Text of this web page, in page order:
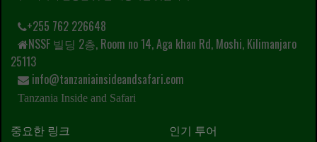
+255 762 226648
NSSF 빌딩 2층, Room no 14, Aga khan Rd, Moshi, Kilimanjaro
25113
info@tanzaniainsideandsafari.com
Tanzania Inside and Safari
중요한 링크 인기 투어